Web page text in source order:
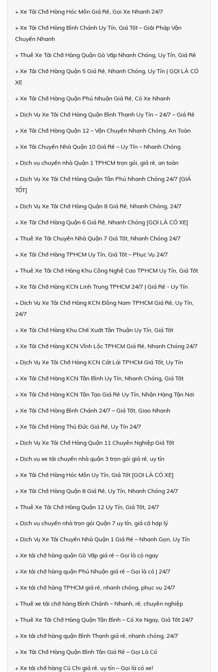
+ Xe Tải Chở Hàng Hóc Môn Giá Rẻ, Gọi Xe Nhanh 24/7
+ Xe Tải Chở Hàng Bình Chánh Uy Tín, Giá Tốt – Giải Pháp Vận
Chuyển Nhanh
+ Thuê Xe Tải Chở Hàng Quận Gò Vấp Nhanh Chóng, Uy Tín, Giá Rẻ
+ Xe Tải Chở Hàng Quận 5 Giá Rẻ, Nhanh Chóng, Uy Tín | GỌI LÀ CÓ
XE
+ Xe Tải Chở Hàng Quận Phú Nhuận Giá Rẻ, Có Xe Nhanh
+ Dịch Vụ Xe Tải Chở Hàng Quận Bình Thạnh Uy Tín – 24/7 – Giá Rẻ
+ Xe Tải Chở Hàng Quận 12 – Vận Chuyển Nhanh Chóng, An Toàn
+ Xe Tải Chuyển Nhà Quận 10 Giá Rẻ – Uy Tín – Nhanh Chóng
+ Dịch vụ chuyển nhà Quận 1 TPHCM trọn gói, giá rẻ, an toàn
+ Dịch Vụ Xe Tải Chở Hàng Quận Tân Phú Nhanh Chóng 24/7 [GIÁ
TỐT]
+ Dịch Vụ Xe Tải Chở Hàng Quận 8 Giá Rẻ, Nhanh Chóng, 24/7
+ Xe Tải Chở Hàng Quận 6 Giá Rẻ, Nhanh Chóng [GỌI LÀ CÓ XE]
+ Thuê Xe Tải Chuyển Nhà Quận 7 Giá Tốt, Nhanh Chóng 24/7
+ Xe Tải Chở Hàng TPHCM Uy Tín, Giá Tốt – Phục Vụ 24/7
+ Thuê Xe Tải Chở Hàng Khu Công Nghệ Cao TPHCM Uy Tín, Giá Tốt
+ Xe Tải Chở Hàng KCN Linh Trung TPHCM 24/7 | Giá Rẻ - Uy Tín
+ Dịch Vụ Xe Tải Chở Hàng KCN Đông Nam TPHCM Giá Rẻ, Uy Tín,
24/7
+ Xe Tải Chở Hàng Khu Chế Xuất Tân Thuận Uy Tín, Giá Tốt
+ Xe Tải Chở Hàng KCN Vĩnh Lộc TPHCM Giá Rẻ, Nhanh Chóng 24/7
+ Dịch Vụ Xe Tải Chở Hàng KCN Cát Lái TPHCM Giá Tốt, Uy Tín
+ Xe Tải Chở Hàng KCN Tân Bình Uy Tín, Nhanh Chóng, Giá Tốt
+ Xe Tải Chở Hàng KCN Tân Tạo Giá Rẻ Uy Tín, Nhận Hàng Tận Nơi
+ Xe Tải Chở Hàng Bình Chánh 24/7 – Giá Tốt, Giao Nhanh
+ Xe Tải Chở Hàng Thủ Đức Giá Rẻ, Uy Tín 24/7
+ Dịch Vụ Xe Tải Chở Hàng Quận 11 Chuyên Nghiệp Giá Tốt
+ Dịch vụ xe tải chuyển nhà quận 3 trọn gói giá rẻ, uy tín
+ Xe Tải Chở Hàng Hóc Môn Uy Tín, Giá Tốt [GỌI LÀ CÓ XE]
+ Xe Tải Chở Hàng Quận 8 Giá Rẻ, Uy Tín, Nhanh Chóng 24/7
+ Thuê Xe Tải Chở Hàng Quận 12 Uy Tín, Giá Tốt, 24/7
+ Dịch vụ chuyển nhà trọn gói Quận 7 uy tín, giá cả hợp lý
+ Dịch Vụ Xe Tải Chuyển Nhà Quận 1 Giá Rẻ – Nhanh Gọn, Uy Tín
+ Xe tải chở hàng quận Gò Vấp giá rẻ – Gọi là có ngay
+ Xe tải chở hàng quận Phú Nhuận giá rẻ – Gọi là có | 24/7
+ Xe tải chở hàng TPHCM giá rẻ, nhanh chóng, phục vụ 24/7
+ Thuê xe tải chở hàng Bình Chánh – Nhanh, rẻ, chuyên nghiệp
+ Thuê Xe Tải Chở Hàng Quận Tân Bình – Có Xe Ngay, Giá Tốt 24/7
+ Xe tải chở hàng quận Bình Thạnh giá rẻ, nhanh chóng, 24/7
+ Xe Tải Chở Hàng Quận Bình Tân Giá Rẻ – Gọi Là Có
+ Xe tải chở hàng Củ Chi giá rẻ, uy tín – Gọi là có xe!